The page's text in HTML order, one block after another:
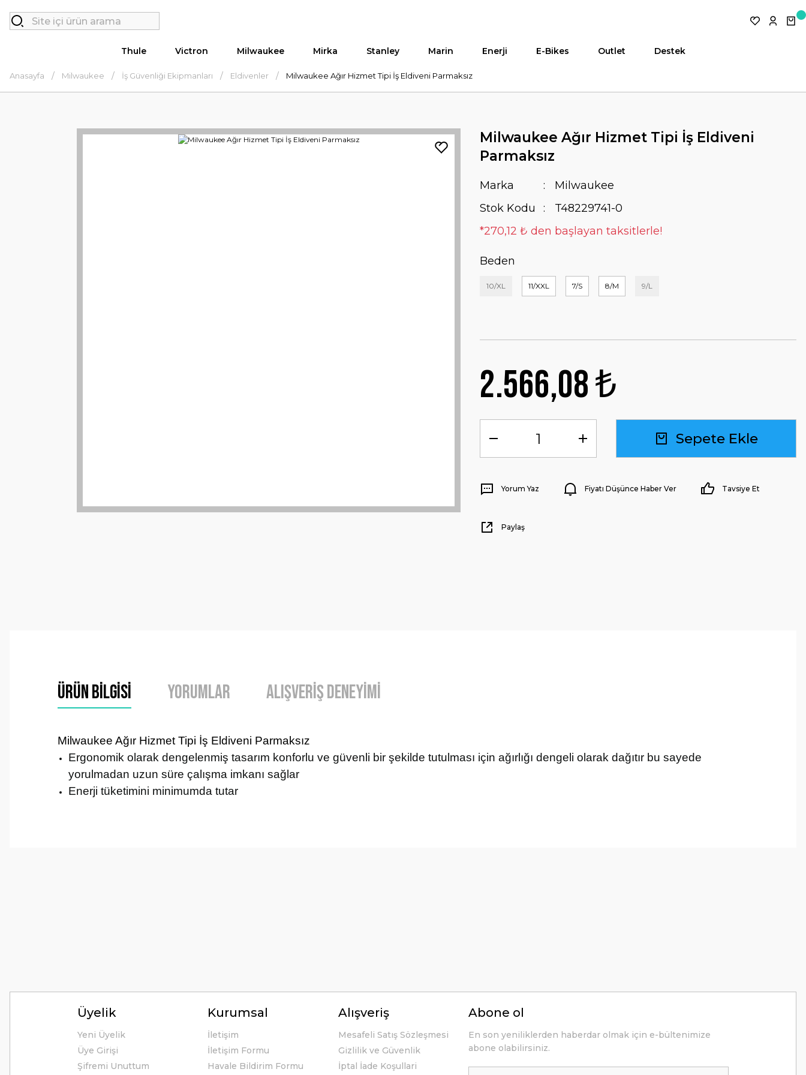
Thule Victron Milwaukee Mirka Stanley Marin Enerji E-Bikes Outlet Destek
Anasayfa Milwaukee İş Güvenliği Ekipmanları Eldivenler Milwaukee Ağır Hizmet Tipi İş Eldiveni Parmaksız
Milwaukee Ağır Hizmet Tipi İş Eldiveni
Parmaksız
Marka
Milwaukee
Stok Kodu
T48229741-0
*270,12 ₺ den başlayan taksitlerle!
Beden
10/XL 11/XXL 7/S 8/M 9/L
2.566,08 ₺
Sepete Ekle
Yorum Yaz Fiyatı Düşünce Haber Ver Tavsiye Et
Paylaş
Ürün Bilgisi Yorumlar Alışveriş Deneyimi
Milwaukee Ağır Hizmet Tipi İş Eldiveni Parmaksız
Ergonomik olarak dengelenmiş tasarım konforlu ve güvenli bir şekilde tutulması için ağırlığı dengeli olarak dağıtır bu sayede
yorulmadan uzun süre çalışma imkanı sağlar
Enerji tüketimini minimumda tutar
Kesinlikle Hem Ürünü hem de firmayı tavsiye ederim. Gayet ilgili ve açıklayıcı bir şekilde benimle
Teşekkürler ilgi alaka süper.
Üyelik
Yeni Üyelik
Üye Girişi
Şifremi Unuttum
Kurumsal
İletişim
İletişim Formu
Havale Bildirim Formu
Alışveriş
Mesafeli Satış Sözleşmesi
Gizlilik ve Güvenlik
İptal İade Koşullari
Abone ol
En son yeniliklerden haberdar olmak için e-bültenimize
abone olabilirsiniz.